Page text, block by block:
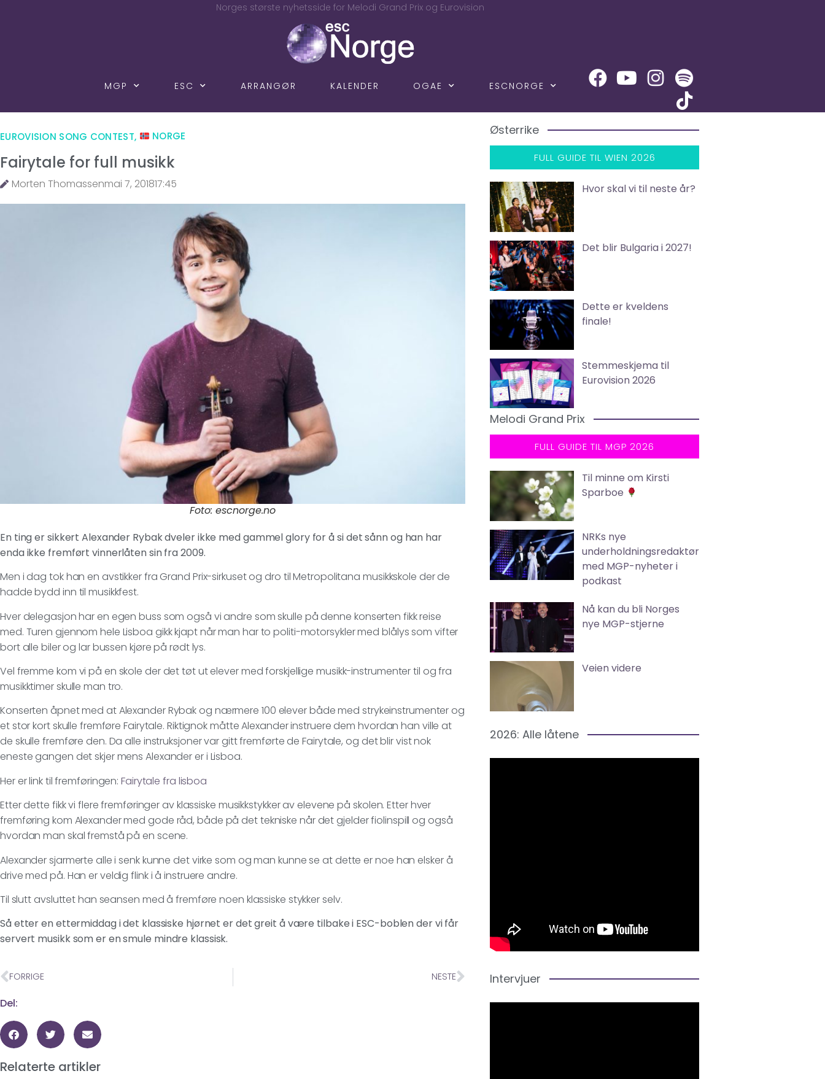
Norges største nyhetsside for Melodi Grand Prix og Eurovision
MGP ESC ARRANGØR KALENDER OGAE ESCNORGE
EUROVISION SONG CONTEST, NORGE
Fairytale for full musikk
Morten Thomassenmai 7, 201817:45
Foto: escnorge.no
En ting er sikkert Alexander Rybak dveler ikke med gammel glory for å si det sånn og han har
enda ikke fremført vinnerlåten sin fra 2009.
Men i dag tok han en avstikker fra Grand Prix-sirkuset og dro til Metropolitana musikkskole der de
hadde bydd inn til musikkfest.
Hver delegasjon har en egen buss som også vi andre som skulle på denne konserten fikk reise
med. Turen gjennom hele Lisboa gikk kjapt når man har to politi-motorsykler med blålys som vifter
bort alle biler og lar bussen kjøre på rødt lys.
Vel fremme kom vi på en skole der det tøt ut elever med forskjellige musikk-instrumenter til og fra
musikktimer skulle man tro.
Konserten åpnet med at Alexander Rybak og nærmere 100 elever både med strykeinstrumenter og
et stor kort skulle fremføre Fairytale. Riktignok måtte Alexander instruere dem hvordan han ville at
de skulle fremføre den. Da alle instruksjoner var gitt fremførte de Fairytale, og det blir vist nok
eneste gangen det skjer mens Alexander er i Lisboa.
Her er link til fremføringen: Fairytale fra lisboa
Etter dette fikk vi flere fremføringer av klassiske musikkstykker av elevene på skolen. Etter hver
fremføring kom Alexander med gode råd, både på det tekniske når det gjelder fiolinspill og også
hvordan man skal fremstå på en scene.
Alexander sjarmerte alle i senk kunne det virke som og man kunne se at dette er noe han elsker å
drive med på. Han er veldig flink i å instruere andre.
Til slutt avsluttet han seansen med å fremføre noen klassiske stykker selv.
Så etter en ettermiddag i det klassiske hjørnet er det greit å være tilbake i ESC-boblen der vi får
servert musikk som er en smule mindre klassisk.
FORRIGE NESTE
Del:
Relaterte artikler
Østerrike
FULL GUIDE TIL WIEN 2026
Hvor skal vi til neste år?
Det blir Bulgaria i 2027!
Dette er kveldens
finale!
Stemmeskjema til
Eurovision 2026
Melodi Grand Prix
FULL GUIDE TIL MGP 2026
Til minne om Kirsti
Sparboe
NRKs nye
underholdningsredaktør
med MGP-nyheter i
podkast
Nå kan du bli Norges
nye MGP-stjerne
Veien videre
2026: Alle låtene
Intervjuer